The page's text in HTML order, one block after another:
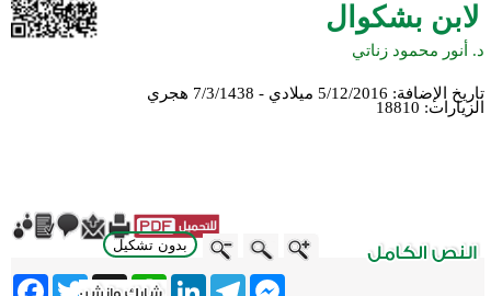
لابن بشكوال
د. أنور محمود زناتي
تاريخ الإضافة: 5/12/2016 ميلادي - 7/3/1438 هجري
الزيارات: 18810
بدون تشكيل
Twitter X
WhatsApp
LinkedInTelegram
Messenger